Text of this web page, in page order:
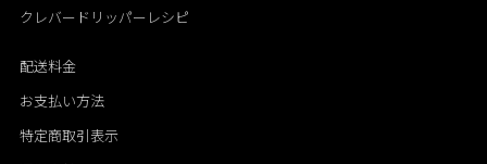
クレバードリッパーレシピ
配送料金
お支払い方法
特定商取引表示